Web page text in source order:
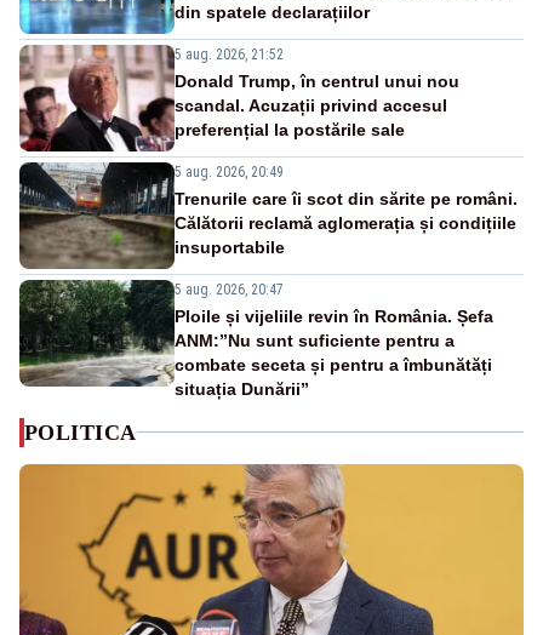
din spatele declarațiilor
5 aug. 2026, 21:52
Donald Trump, în centrul unui nou
scandal. Acuzații privind accesul
preferențial la postările sale
5 aug. 2026, 20:49
Trenurile care îi scot din sărite pe români.
Călătorii reclamă aglomerația și condițiile
insuportabile
5 aug. 2026, 20:47
Ploile și vijeliile revin în România. Șefa
ANM:”Nu sunt suficiente pentru a
combate seceta și pentru a îmbunătăți
situația Dunării”
POLITICA